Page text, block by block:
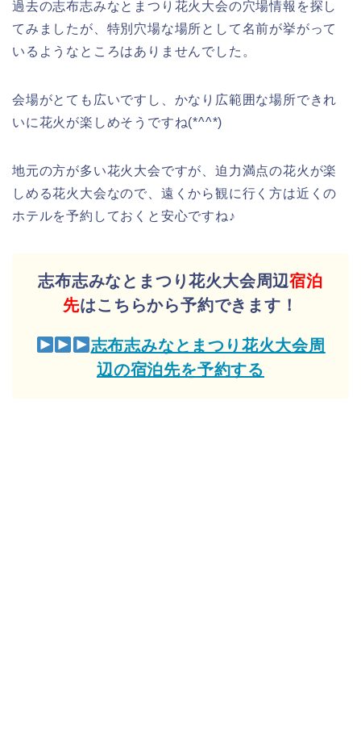
過去の志布志みなとまつり花火大会の穴場情報を探し
てみましたが、特別穴場な場所として名前が挙がって
いるようなところはありませんでした。
会場がとても広いですし、かなり広範囲な場所できれ
いに花火が楽しめそうですね(*^^*)
地元の方が多い花火大会ですが、迫力満点の花火が楽
しめる花火大会なので、遠くから観に行く方は近くの
ホテルを予約しておくと安心ですね♪
志布志みなとまつり花火大会周辺宿泊
先はこちらから予約できます！
志布志みなとまつり花火大会周
辺の宿泊先を予約する